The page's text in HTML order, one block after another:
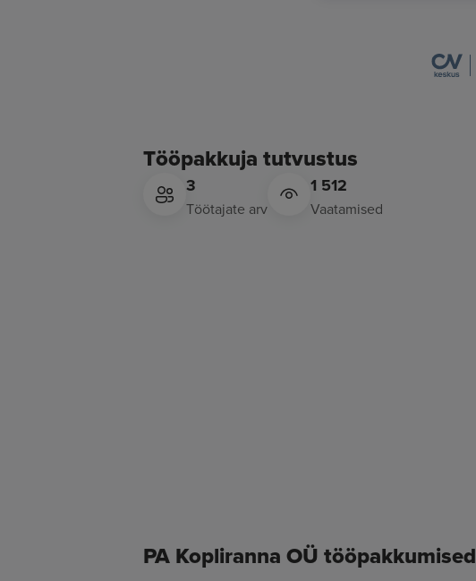
Tööpakkuja tutvustus
3
Töötajate arv
1 512
Vaatamised
PA Kopliranna OÜ tööpakkumised